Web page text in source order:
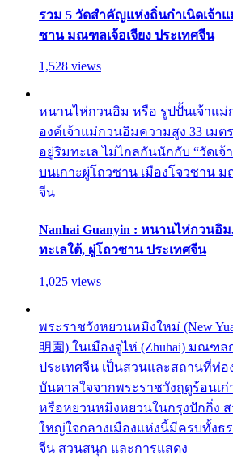
รวม 5 วัดสำคัญแห่งถิ่นกำเนิดเจ้า
ซาน มณฑลเจ้อเจียง ประเทศจีน
1,528 views
หนานไห่กวนอิม หรือ รูปปั้นเจ้าแม่
องค์เจ้าแม่กวนอิมความสูง 33 เม
อยู่ริมทะเล ไม่ไกลกันนักกับ “วัดเ
บนเกาะผู่โถวซาน เมืองโจวซาน ม
จีน
Nanhai Guanyin : หนานไห่กวนอิ
ทะเลใต้, ผู่โถวซาน ประเทศจีน
1,025 views
พระราชวังหยวนหมิงใหม่ (New
明園) ในเมืองจูไห่ (Zhuhai) มณฑล
ประเทศจีน เป็นสวนและสถานที่ท่อ
บันดาลใจจากพระราชวังฤดูร้อนเก่า
หรือหยวนหมิงหยวนในกรุงปักกิ่ง
ใหญ่ใจกลางเมืองแห่งนี้มีครบทั้งธ
จีน สวนสนุก และการแสดง